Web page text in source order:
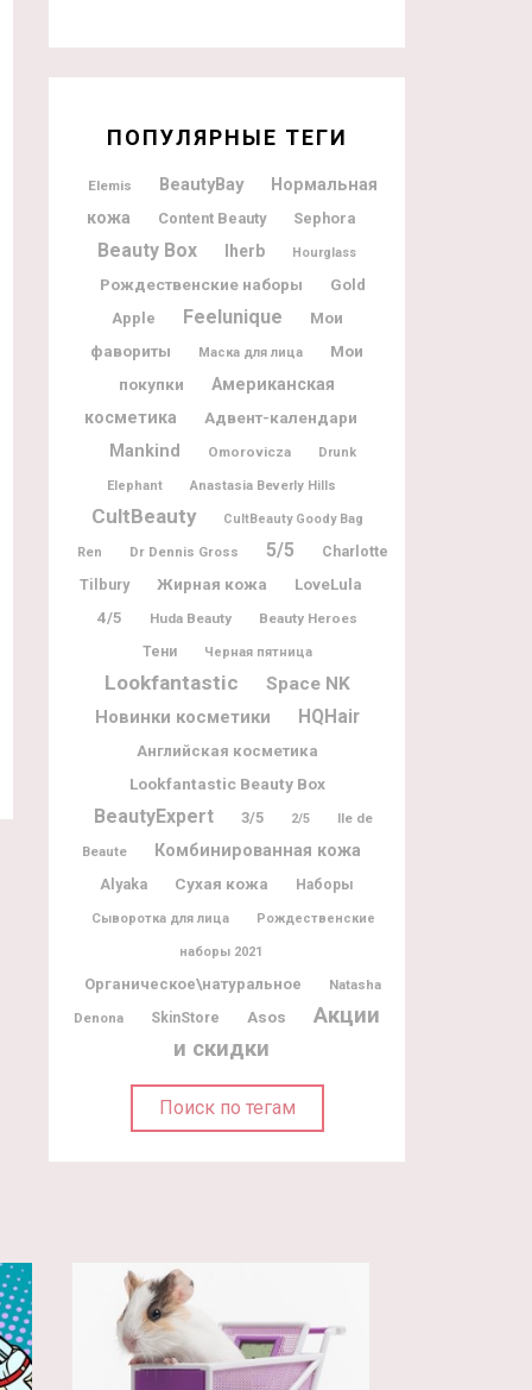
ПОПУЛЯРНЫЕ ТЕГИ
Elemis BeautyBay
Нормальная
кожа
Content Beauty Sephora
Beauty Box Iherb Hourglass
Рождественские наборы
Gold
Apple
Feelunique
Мои
фавориты
Маска для лица
Мои
покупки
Американская
косметика
Адвент-календари
Mankind Omorovicza Drunk
Elephant Anastasia Beverly Hills
CultBeauty CultBeauty Goody Bag
Ren Dr Dennis Gross 5/5
Charlotte
Tilbury
Жирная кожа
LoveLula
4/5
Huda Beauty
Beauty Heroes
Тени
Черная пятница
Lookfantastic
Space NK
Новинки косметики
HQHair
Английская косметика
Lookfantastic Beauty Box
BeautyExpert 3/5 2/5
Ile de
Beaute
Комбинированная кожа
Alyaka Сухая кожа Наборы
Сыворотка для лица Рождественские
наборы 2021
Органическое\натуральное
Natasha
Denona
SkinStore Asos
Акции
и скидки
Поиск по тегам